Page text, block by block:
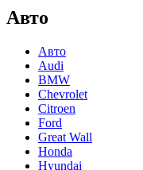
Авто
Авто
Audi
BMW
Chevrolet
Citroen
Ford
Great Wall
Honda
Hyundai